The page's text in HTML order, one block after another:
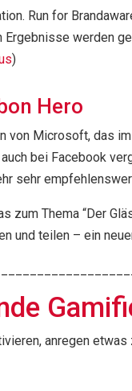
Run for
Ergebnisse werden
)
Hero
von Microsoft, das
bei Facebook
sehr
zum Thema “Der
und teilen – ein
anregen etwas